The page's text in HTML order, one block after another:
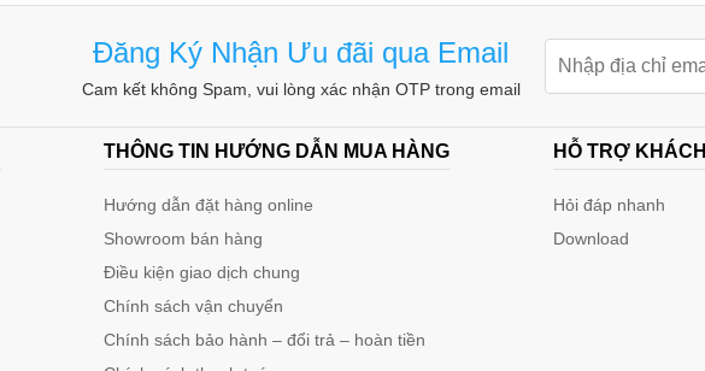
phân phối chính hãng các sản phẩm của Kimon, mọi thiết bị có
nhà sản xuất.
Đăng Ký Nhận Ưu đãi qua Email
Cam kết không Spam, vui lòng xác nhận OTP trong email
THÔNG TIN HƯỚNG DẪN MUA HÀNG
Hướng dẫn đặt hàng online
Showroom bán hàng
Điều kiện giao dịch chung
Chính sách vận chuyển
Chính sách bảo hành – đổi trả – hoàn tiền
HỖ TRỢ
Hỏi đáp nhanh
Download